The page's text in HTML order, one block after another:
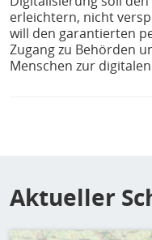
erleichtern, nicht
will den garantierten
Zugang zu Behörden
Menschen zur
Aktueller
Bild